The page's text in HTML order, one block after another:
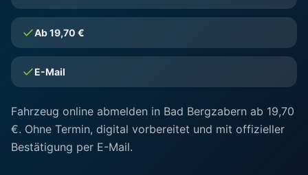
Ab 19,70 €
E-Mail
Fahrzeug online abmelden in Bad Bergzabern ab 19,70
€. Ohne Termin, digital vorbereitet und mit offizieller
Bestätigung per E-Mail.